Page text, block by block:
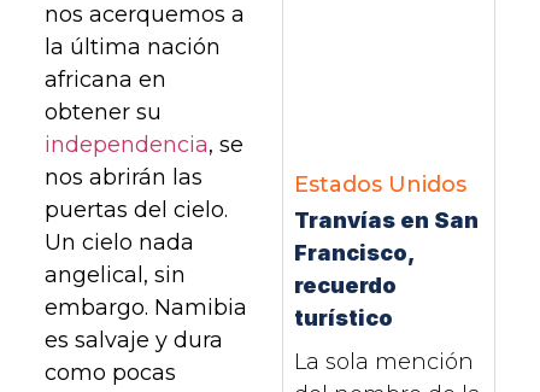
nos acerquemos a
la última nación
africana en
obtener su
independencia, se
nos abrirán las
puertas del cielo.
Un cielo nada
angelical, sin
embargo. Namibia
es salvaje y dura
como pocas
Estados Unidos
Tranvías en San
Francisco,
recuerdo
turístico
La sola mención